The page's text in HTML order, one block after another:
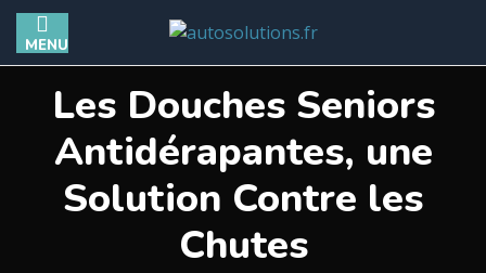
MENU
Les Douches Seniors
Antidérapantes, une
Solution Contre les
Chutes